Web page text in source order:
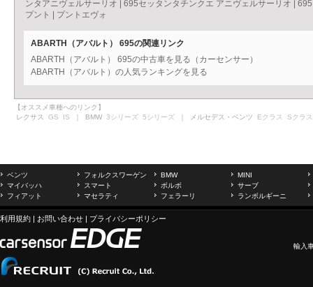
ンタアニヴェルサーリオ
695セッタンタチンクエ アニヴェルサーリオ
プント
プントエヴォ
ABARTH（アバルト） 695の関連リンク
ABARTH（アバルト） 695の中古車を見る（カーセンサー）
ABARTH（アバルト）の人気ランキングを見る
【オススメ車種へのリンク】
レクサス GS IS ｜ BMW 3シリーズ 5シリーズ ｜ メルセデス・ベンツ Eクラス Sクラス
ベンツ フォルクスワーゲン BMW
MINI
マイバッハ
スマート ボルボ
サーブ
フィアット
マセラティ フェラーリ ランボルギーニ
利用規約 | お問い合わせ | プライバシーポリシー
輸入